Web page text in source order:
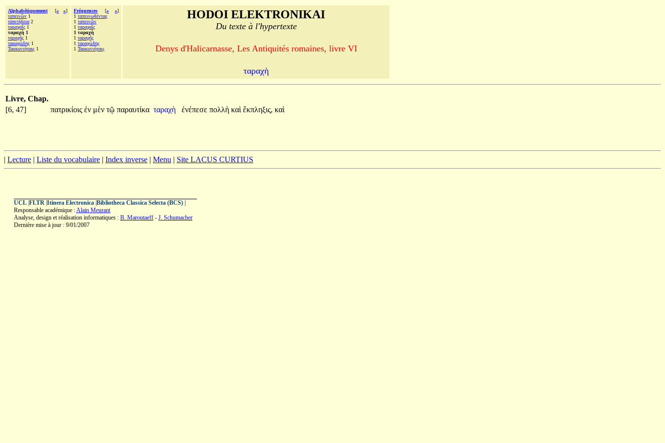
Alphabétiquement [« »]
ταπεινῶν 1
τἀπιτήδεια 2
ταραχαῖς 1
ταραχὴ 1
ταραχῆς 1
ταραχώδης 1
Ταρκυνιήταις 1
Fréquences [« »]
1 ταπεινωθέντας
1 ταπεινῶν
1 ταραχαῖς
1 ταραχὴ
1 ταραχῆς
1 ταραχώδης
1 Ταρκυνιήταις
HODOI ELEKTRONIKAI
Du texte à l'hypertexte
Denys d'Halicarnasse, Les Antiquités romaines, livre VI
ταραχὴ
Livre, Chap.
[6, 47]
πατρικίοις ἐν μὲν τῷ παραυτίκα ταραχὴ ἐνέπεσε πολλὴ καὶ ἔκπληξις, καὶ
| Lecture | Liste du vocabulaire | Index inverse | Menu | Site LACUS CURTIUS
UCL FLTR Itinera Electronica Bibliotheca Classica Selecta (BCS)
Responsable académique :Alain Meurant
Analyse, design et réalisation informatiques : B. Maroutaeff - J. Schumacher
Dernière mise à jour : 9/01/2007